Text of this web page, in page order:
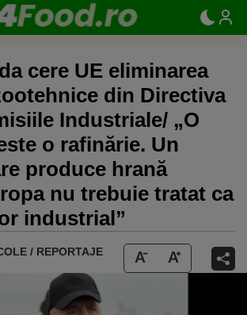
cere UE eliminarea
din Directiva
Industriale/ „O
o rafinărie. Un
produce hrană
nu trebuie tratat ca
industrial”
/ REPORTAJE